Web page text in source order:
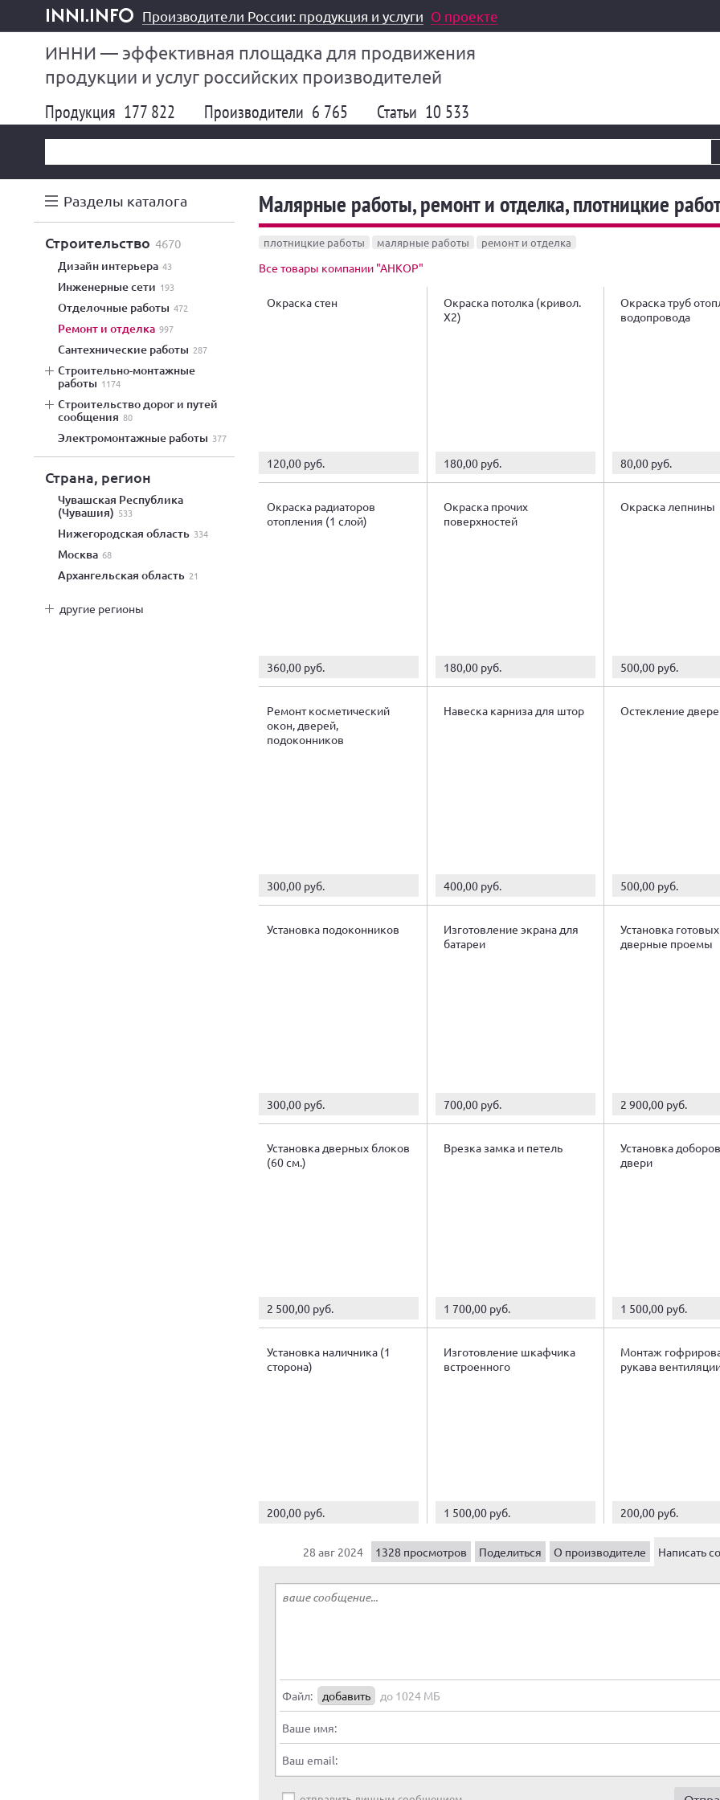
inni.info
Производители России: продукция и услуги О проекте
ИННИ — эффективная площадка для продвижения
продукции и услуг российских производителей
Продукция 177 822 Производители 6 765 Статьи 10 533
Разделы каталога
строительство 4670
дизайн интерьера 43
инженерные сети 193
отделочные работы 472
ремонт и отделка 997
сантехнические работы 287
строительно-монтажные
работы 1174
строительство дорог и путей
сообщения 80
электромонтажные работы 377
Страна, регион
Чувашская Республика
(Чувашия) 533
Нижегородская область 334
Москва 68
Архангельская область 21
другие регионы
Малярные работы, ремонт и отделка, плотницкие
плотницкие работы малярные работы ремонт и отделка
Все товары компании "АНКОР"
Окраска стен
120,00 руб.
Окраска потолка (кривол.
Х2)
180,00 руб.
Окраска труб
водопровода
80,00 руб.
Окраска радиаторов
отопления (1 слой)
360,00 руб.
Окраска прочих
поверхностей
180,00 руб.
Окраска лепнины
500,00 руб.
Ремонт косметический
окон, дверей,
подоконников
300,00 руб.
Навеска карниза для штор
400,00 руб.
Остекление
500,00 руб.
Установка подоконников
300,00 руб.
Изготовление экрана для
батареи
700,00 руб.
Установка
дверные проемы
2 900,00 руб.
Установка дверных блоков
(60 см.)
2 500,00 руб.
Врезка замка и петель
1 700,00 руб.
Установка
двери
1 500,00 руб.
Установка наличника (1
сторона)
200,00 руб.
Изготовление шкафчика
встроенного
1 500,00 руб.
Монтаж
рукава
200,00 руб.
28 авг 2024 1328 просмотров Поделиться О производителе Написать
Файл: добавить до 1024 МБ
Ваше имя:
Ваш email: